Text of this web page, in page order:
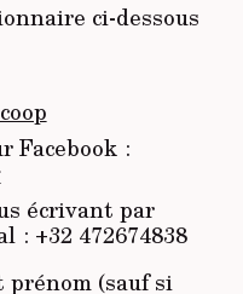
ci-dessous
Facebook :
écrivant par
: +32 472674838
prénom (sauf si